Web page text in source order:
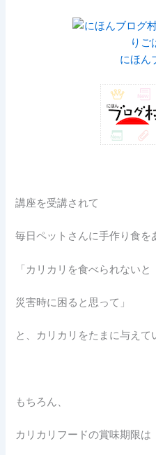
にほん
講座を受講されて
毎日ペットさんに手作り食を
「カリカリを食べられないと
災害時に困ると思って」
と、カリカリをたまに与えて
もちろん、
カリカリフードの賞味期限は